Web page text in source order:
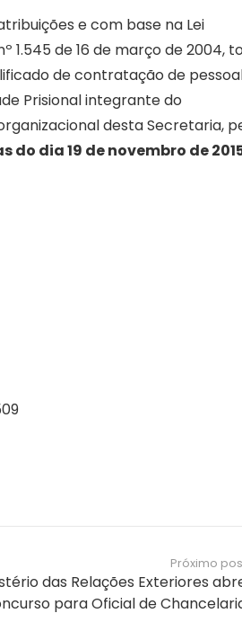
e com base na Lei
1.545 de 16 de março de 2004,
de contratação de
Prisional integrante do
desta Secretaria,
do dia 19 de novembro de
Próximo
das Relações Exteriores
para Oficial de